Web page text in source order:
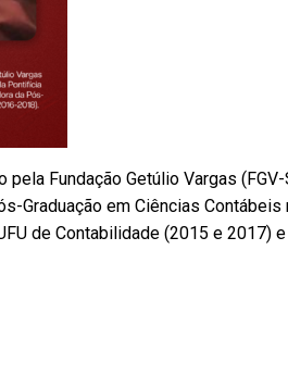
pela Fundação Getúlio Vargas
Graduação em Ciências
de Contabilidade (2015 e 2017)